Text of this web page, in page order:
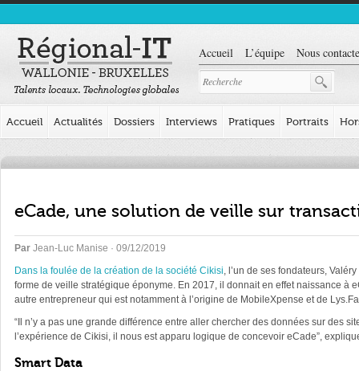
Accueil L’équipe Nous
Accueil Actualités Dossiers Interviews Pratiques Portraits
eCade, une solution de veille sur
Par Jean-Luc Manise · 09/12/2019
Dans la foulée de la création de la société Cikisi, l’un de ses fondateurs,
forme de veille stratégique éponyme. En 2017, il donnait en effet naissance
autre entrepreneur qui est notamment à l’origine de MobileXpense et de
“Il n’y a pas une grande différence entre aller chercher des données sur des
l’expérience de Cikisi, il nous est apparu logique de concevoir eCade”,
Smart Data